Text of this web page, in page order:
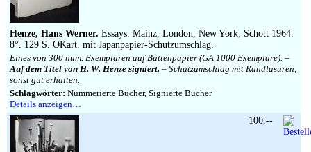
Henze, Hans Werner. Essays. Mainz, London, New York, Schott 1964.
8°. 129 S. OKart. mit Japanpapier-Schutzumschlag.
Eines von 300 num. Exemplaren auf Büttenpapier (GA 1000 Exemplare). –
Auf dem Titel von H. W. Henze signiert. – Schutzumschlag mit Randläsuren,
sonst gut erhalten.
Schlagwörter: Nummerierte Bücher, Signierte Bücher
Details anzeigen…
100,--